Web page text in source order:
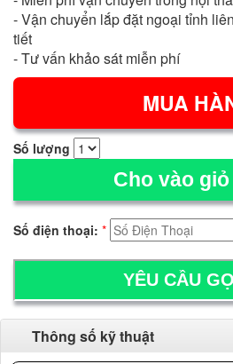
- Vận chuyển lắp đặt ngoại tỉnh
tiết
- Tư vấn khảo sát miễn phí
Số lượng
Cho vào
Số điện thoại: *
Thông số kỹ thuật